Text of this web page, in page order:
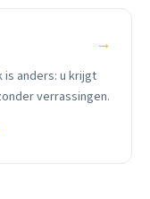
→
is anders: u krijgt
verrassingen.